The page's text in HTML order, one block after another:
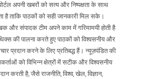
अपनी खबरों को सत्य और निष्पक्षता के साथ
है ताकि पाठकों को सही जानकारी मिल सके।
और संपादक टीम अपने काम में गरिमामयी होती है
की पालना करते हुए पाठकों को विश्वसनीय और
प्रदान करने के लिए प्रतिबद्ध हैं। न्यूज़पंडित की
को विभिन्न क्षेत्रों में सटीक और विश्वसनीय
करती है, जैसे राजनीति, विश्व, खेल, विज्ञान,